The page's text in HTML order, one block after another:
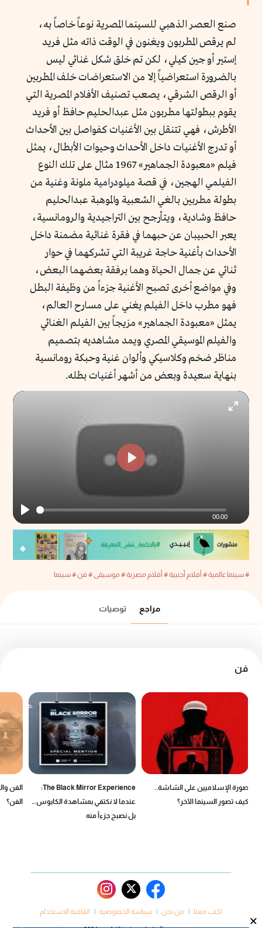
صنع العصر الذهبي للسينما المصرية نوعاً خاصاً به،
لم يرقص المطربون ويغنون في الوقت ذاته مثل فريد
إستير أو جين كيلي، لكن تم خلق شكل غنائي ليس
بالضرورة استعراضياً إلا من الاستعراضات خلف المطربين
أو الرقص الشرقي، يصعب تصنيف الأفلام المصرية التي
يقوم ببطولتها مطربون مثل عبدالحليم حافظ أو فريد
الأطرش، فهي تتنقل بين الأغنيات كفواصل بين الأحداث
أو تدرج الأغنيات داخل الأحداث وحيوات الأبطال، يمثل
فيلم «معبودة الجماهير» 1967 مثال على تلك النوع
الفيلمي الهجين، في قصة ميلودرامية ملونة وغنية من
بطولة مطربين بالغي الشعبية والموهبة عبدالحليم
حافظ وشادية، ويتأرجح بين التراجيدية والرومانسية،
يعبر الحبيبان عن حبهما في فقرة غنائية مضمنة داخل
الأحداث بأغنية حاجة غريبة التي تشركهما في حوار
ثنائي عن جمال الحياة وهما برفقة بعضهما البعض،
وفي مواضع أخرى تصبح الأغنية جزءاً من وظيفة البطل
فهو مطرب داخل الفيلم يغني على مسارح العالم،
يمثل «معبودة الجماهير» مزيجاً بين الفيلم الغنائي
والفيلم الموسيقي المصري ويمد مشاهديه بتصميم
مناظر ضخم وكلاسيكي وألوان غنية وحبكة رومانسية
بنهاية سعيدة وبعض من أشهر أغنيات بطله.
Play
00:00
Play
×
# سينما عالمية# أفلام أجنبية# أفلام مصرية# موسيقى# فن# سينما
مراجع توصيات
فن
صورة الإسلاميين على الشاشة..
كيف تصور السينما الآخر؟
The Black Mirror Experience:
عندما لا نكتفي بمشاهدة الكابوس…
بل نصبح جزءاً منه
الفن
الفن؟
اكتب معنا من نحن سياسة الخصوصية اتفاقية الاستخدام